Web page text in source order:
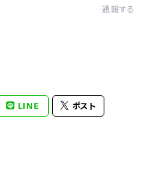
通報する
LINE ポスト